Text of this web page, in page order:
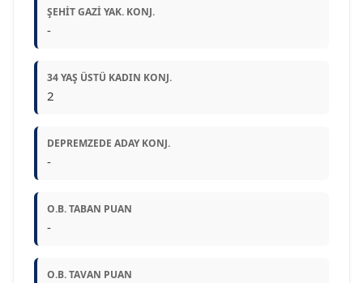
ŞEHIT GAZI YAK. KONJ.
-
34 YAŞ ÜSTÜ KADIN KONJ.
2
DEPREMZEDE ADAY KONJ.
-
O.B. TABAN PUAN
-
O.B. TAVAN PUAN